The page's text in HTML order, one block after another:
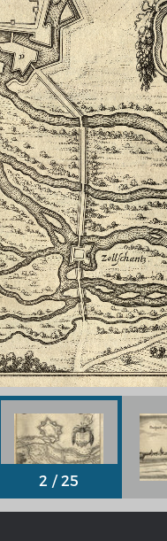
THE RHINE
Entirely new
1794
Details of the
French-
Rhine
Chronologie
Geschichte